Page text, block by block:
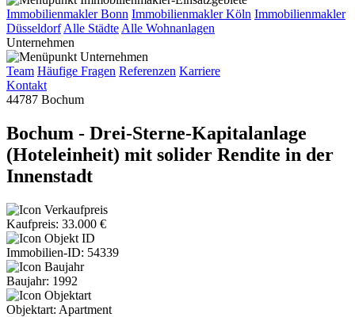
Immobilienmakler Bonn Immobilienmakler Köln Immobilienmakler
Düsseldorf Alle Städte Alle Wohnanlagen
Unternehmen
Team Häufige Fragen Referenzen Karriere
Kontakt
44787 Bochum
Bochum - Drei-Sterne-Kapitalanlage
(Hoteleinheit) mit solider Rendite in der
Innenstadt
Kaufpreis: 33.000 €
Immobilien-ID: 54339
Baujahr: 1992
Objektart: Apartment